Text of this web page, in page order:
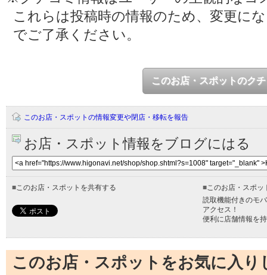
これらは投稿時の情報のため、変更に
でご了承ください。
このお店・スポットのク
このお店・スポットの情報変更や閉店・移転を報告
お店・スポット情報をブログにはる
■このお店・スポットを共有する ■このお店・スポッ
読取機能付きのモ
アクセス！
便利に店舗情報を
このお店・スポットをお気に入